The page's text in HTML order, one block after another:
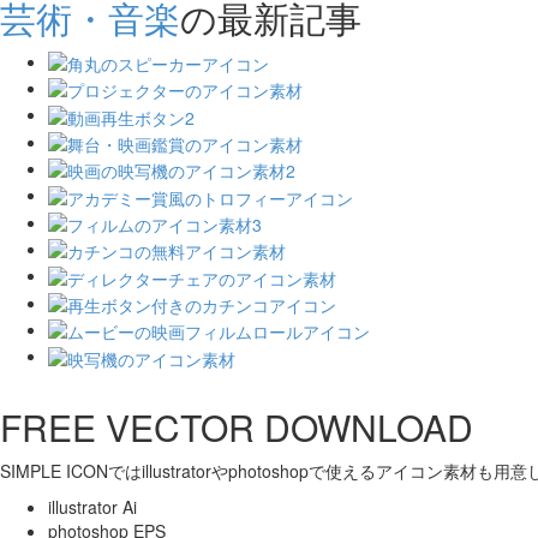
芸術・音楽の最新記事
FREE VECTOR DOWNLOAD
SIMPLE ICONではillustratorやphotoshopで使えるアイコン素材も用意
illustrator Ai
photoshop EPS